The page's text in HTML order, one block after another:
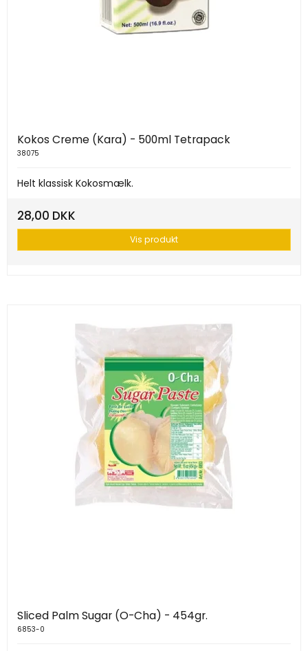
Kokos Creme (Kara) - 500ml Tetrapack
38075
Helt klassisk Kokosmælk.
28,00 DKK
Vis produkt
Sliced Palm Sugar (O-Cha) - 454gr.
6853-0